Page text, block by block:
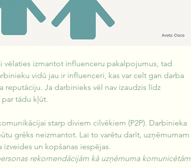
vēlaties izmantot influenceru pakalpojumus, tad
vidū jau ir influenceri, kas var celt gan darba
reputāciju. Ja darbinieks vēl nav izaudzis līdz
tādu kļūt.
starp diviem cilvēkiem (P2P). Darbinieka
grēks neizmantot. Lai to varētu darīt, uzņēmumam
un kopšanas iespējas.
rekomendācijām kā uzņēmuma komunicētām